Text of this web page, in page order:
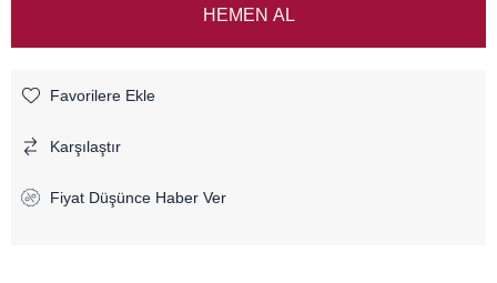
Favorilere Ekle
Karşılaştır
Fiyat Düşünce Haber Ver